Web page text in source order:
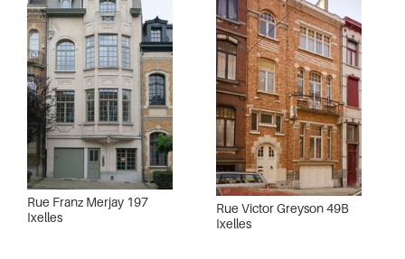
Rue Franz Merjay 197
Ixelles
Rue Victor Greyson 49B
Ixelles